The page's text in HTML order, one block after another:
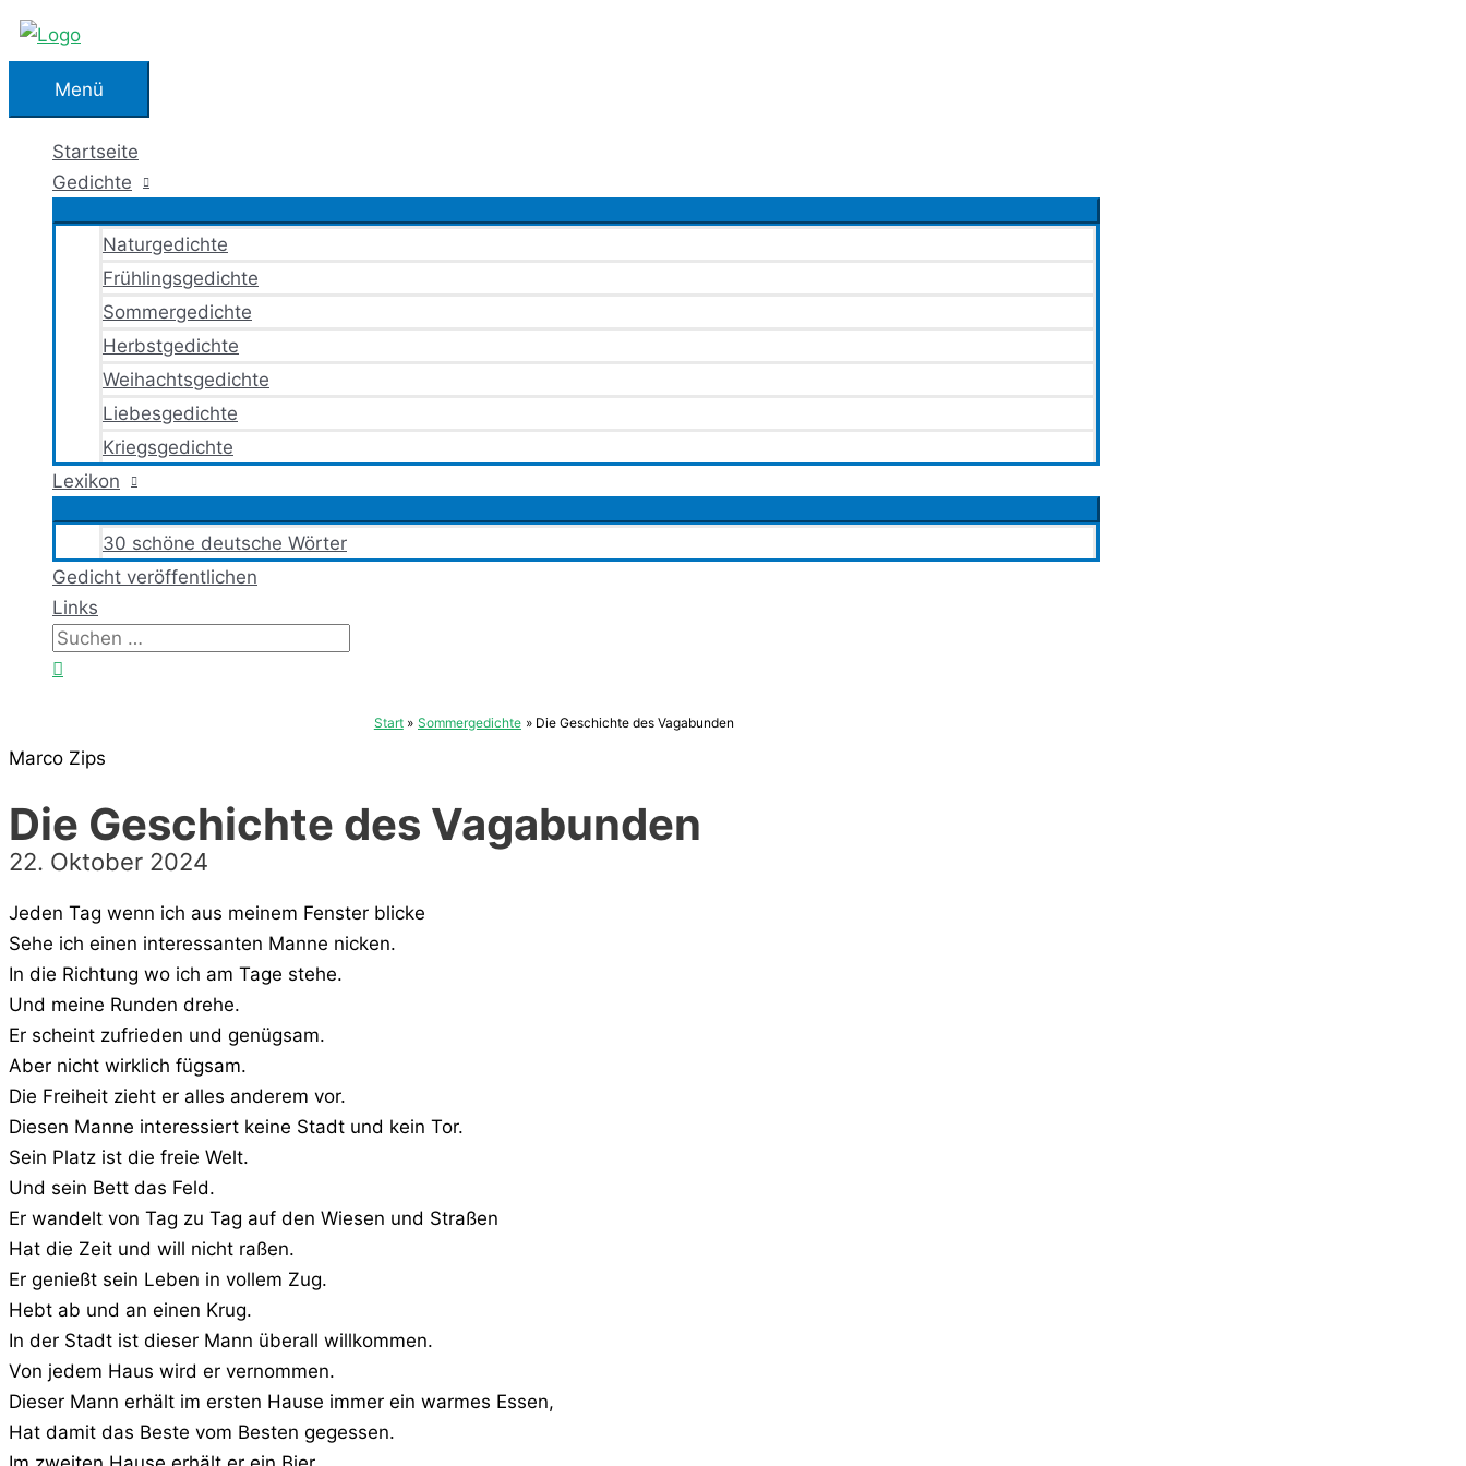
Zum
springenMenü
Menü
Startseite
Gedichte
Naturgedichte
Frühlingsgedichte
Sommergedichte
Herbstgedichte
Weihachtsgedichte
Liebesgedichte
Kriegsgedichte
Lexikon
30 schöne deutsche Wörter
Gedicht veröffentlichen
Links
Suchen
nach:
Start Sommergedichte Die Geschichte des Vagabunden
Marco Zips
Die Geschichte des Vagabunden
22. Oktober 2024
Jeden Tag wenn ich aus meinem Fenster blicke
Sehe ich einen interessanten Manne nicken.
In die Richtung wo ich am Tage stehe.
Und meine Runden drehe.
Er scheint zufrieden und genügsam.
Aber nicht wirklich fügsam.
Die Freiheit zieht er alles anderem vor.
Diesen Manne interessiert keine Stadt und kein Tor.
Sein Platz ist die freie Welt.
Und sein Bett das Feld.
Er wandelt von Tag zu Tag auf den Wiesen und Straßen
Hat die Zeit und will nicht raßen.
Er genießt sein Leben in vollem Zug.
Hebt ab und an einen Krug.
In der Stadt ist dieser Mann überall willkommen.
Von jedem Haus wird er vernommen.
Dieser Mann erhält im ersten Hause immer ein warmes Essen,
Hat damit das Beste vom Besten gegessen.